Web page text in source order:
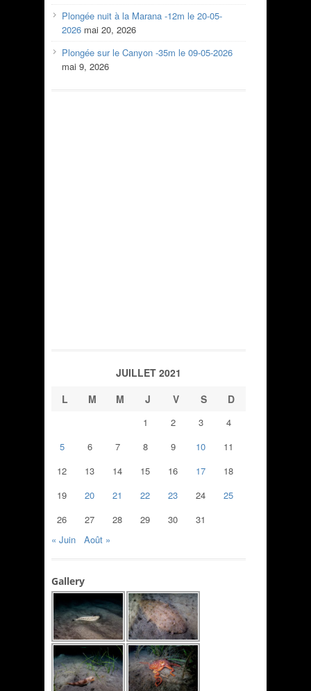
Plongée nuit à la Marana -12m le 20-05-
2026 mai 20, 2026
Plongée sur le Canyon -35m le 09-05-2026
mai 9, 2026
JUILLET 2021
L
M M J V S D
1 2 3
4
5
6 7 8 9 10
11
12
13 14 15 16 17
18
19
20 21 22 23 24
25
26
27 28 29 30
31
« Juin
Août »
Gallery